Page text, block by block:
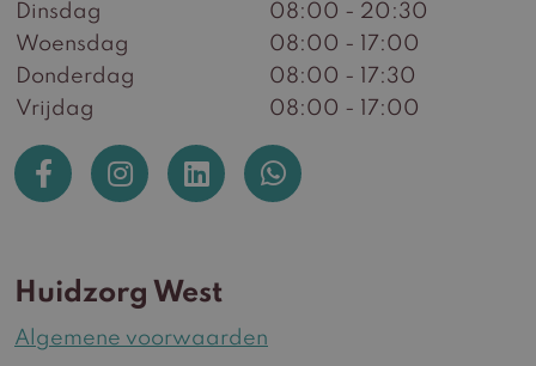
Dinsdag
08:00 - 20:30
Woensdag
08:00 - 17:00
Donderdag
08:00 - 17:30
Vrijdag
08:00 - 17:00
Huidzorg West
Algemene voorwaarden